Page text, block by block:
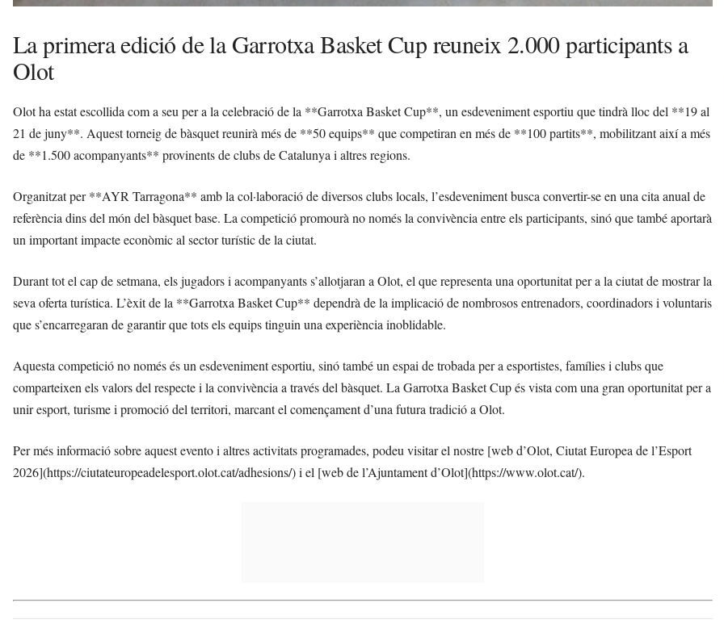
La primera edició de la Garrotxa Basket Cup reuneix 2.000 participants a
Olot
Olot ha estat escollida com a seu per a la celebració de la **Garrotxa Basket Cup**, un esdeveniment esportiu que tindrà lloc del **19 al
21 de juny**. Aquest torneig de bàsquet reunirà més de **50 equips** que competiran en més de **100 partits**, mobilitzant així a més
de **1.500 acompanyants** provinents de clubs de Catalunya i altres regions.
Organitzat per **AYR Tarragona** amb la col·laboració de diversos clubs locals, l’esdeveniment busca convertir-se en una cita anual de
referència dins del món del bàsquet base. La competició promourà no només la convivència entre els participants, sinó que també aportarà
un important impacte econòmic al sector turístic de la ciutat.
Durant tot el cap de setmana, els jugadors i acompanyants s’allotjaran a Olot, el que representa una oportunitat per a la ciutat de mostrar la
seva oferta turística. L’èxit de la **Garrotxa Basket Cup** dependrà de la implicació de nombrosos entrenadors, coordinadors i voluntaris
que s’encarregaran de garantir que tots els equips tinguin una experiència inoblidable.
Aquesta competició no només és un esdeveniment esportiu, sinó també un espai de trobada per a esportistes, famílies i clubs que
comparteixen els valors del respecte i la convivència a través del bàsquet. La Garrotxa Basket Cup és vista com una gran oportunitat per a
unir esport, turisme i promoció del territori, marcant el començament d’una futura tradició a Olot.
Per més informació sobre aquest evento i altres activitats programades, podeu visitar el nostre [web d’Olot, Ciutat Europea de l’Esport
2026](https://ciutateuropeadelesport.olot.cat/adhesions/) i el [web de l’Ajuntament d’Olot](https://www.olot.cat/).